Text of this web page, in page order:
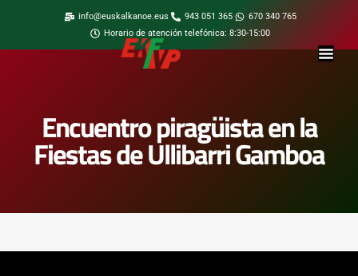
info@euskalkanoe.eus 943 051 365
670 340 765
Horario de atención telefónica: 8:30-15:00
Encuentro piragüista en la
Fiestas de Ullibarri Gamboa